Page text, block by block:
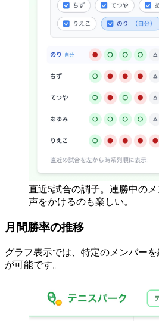
直近5試合の調子。連勝中の
声をかけるのも楽しい。
月間勝率の推移
グラフ表示では、特定のメンバー
が可能です。